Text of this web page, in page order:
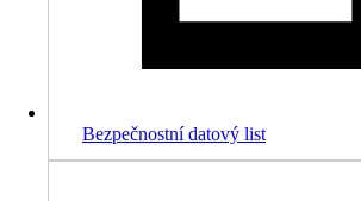
Bezpečnostní datový list